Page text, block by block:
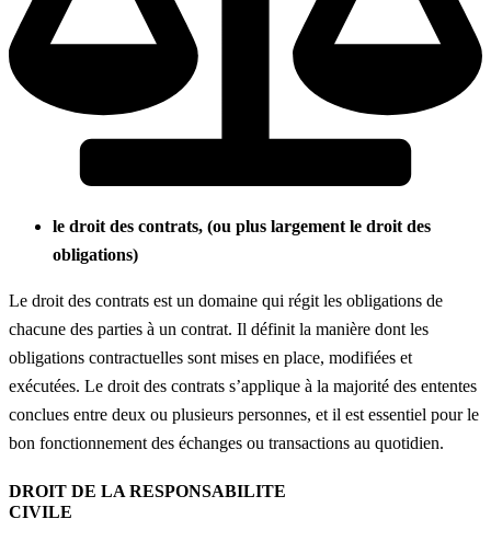
le droit des contrats, (ou plus largement le droit des
obligations)
Le droit des contrats est un domaine qui régit les obligations de
chacune des parties à un contrat. Il définit la manière dont les
obligations contractuelles sont mises en place, modifiées et
exécutées. Le droit des contrats s’applique à la majorité des ententes
conclues entre deux ou plusieurs personnes, et il est essentiel pour le
bon fonctionnement des échanges ou transactions au quotidien.
DROIT DE LA RESPONSABILITE
CIVILE